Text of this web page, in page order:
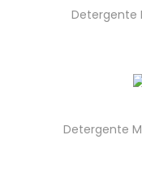
Detergente
Detergente